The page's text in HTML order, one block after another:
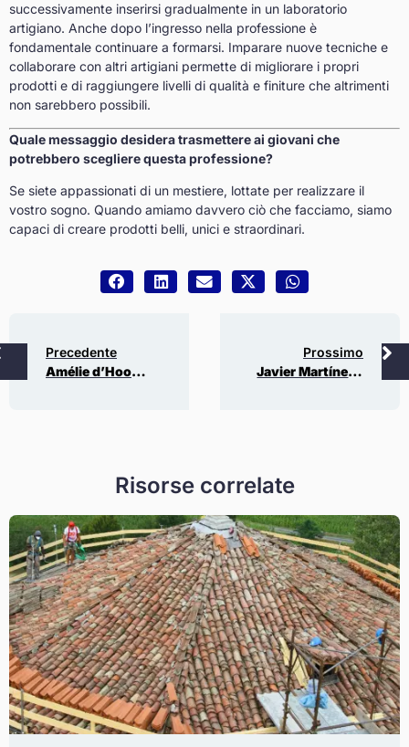
successivamente inserirsi gradualmente in un laboratorio
artigiano. Anche dopo l’ingresso nella professione è
fondamentale continuare a formarsi. Imparare nuove tecniche e
collaborare con altri artigiani permette di migliorare i propri
prodotti e di raggiungere livelli di qualità e finiture che altrimenti
non sarebbero possibili.
Quale messaggio desidera trasmettere ai giovani che
potrebbero scegliere questa professione?
Se siete appassionati di un mestiere, lottate per realizzare il
vostro sogno. Quando amiamo davvero ciò che facciamo, siamo
capaci di creare prodotti belli, unici e straordinari.
Precedente
Amélie d’Hooghvorst – Modiste Plumassière
Prossimo
Javier Martínez, director de la Escuela de Violería de Zaragoza
Risorse correlate